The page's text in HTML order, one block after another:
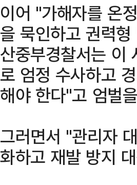
이어 "가해자를 온
을 묵인하고 권력
산중부경찰서는 이
로 엄정 수사하고
해야 한다"고 엄벌
그러면서 "관리자
화하고 재발 방지